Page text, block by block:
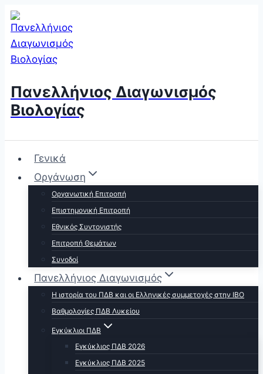
Skip
to
content
Πανελλήνιος Διαγωνισμός
Βιολογίας
Γενικά
Οργάνωση
Οργανωτική Επιτροπή
Επιστημονική Επιτροπή
Εθνικός Συντονιστής
Επιτροπή Θεμάτων
Συνοδοί
Πανελλήνιος Διαγωνισμός
Η ιστορία του ΠΔΒ και οι Ελληνικές συμμετοχές στην ΙΒΟ
Βαθμολογίες ΠΔΒ Λυκείου
Εγκύκλιοι ΠΔΒ
Εγκύκλιος ΠΔΒ 2026
Εγκύκλιος ΠΔΒ 2025